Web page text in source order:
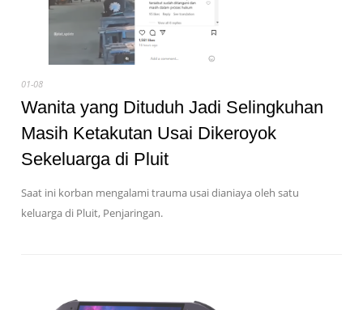
01-08
Wanita yang Dituduh Jadi Selingkuhan
Masih Ketakutan Usai Dikeroyok
Sekeluarga di Pluit
Saat ini korban mengalami trauma usai dianiaya oleh satu
keluarga di Pluit, Penjaringan.